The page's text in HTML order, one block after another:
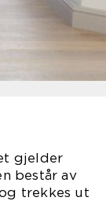
gjelder
består av
trekkes ut